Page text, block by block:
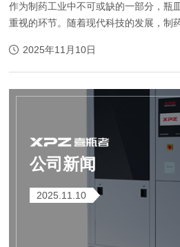
作为制药工业中不可或缺的一部分，瓶
重视的环节。随着现代科技的发展，制
式往往需要大量的人力和时间，而...
2025年11月10日
公司新闻
2025.11.10